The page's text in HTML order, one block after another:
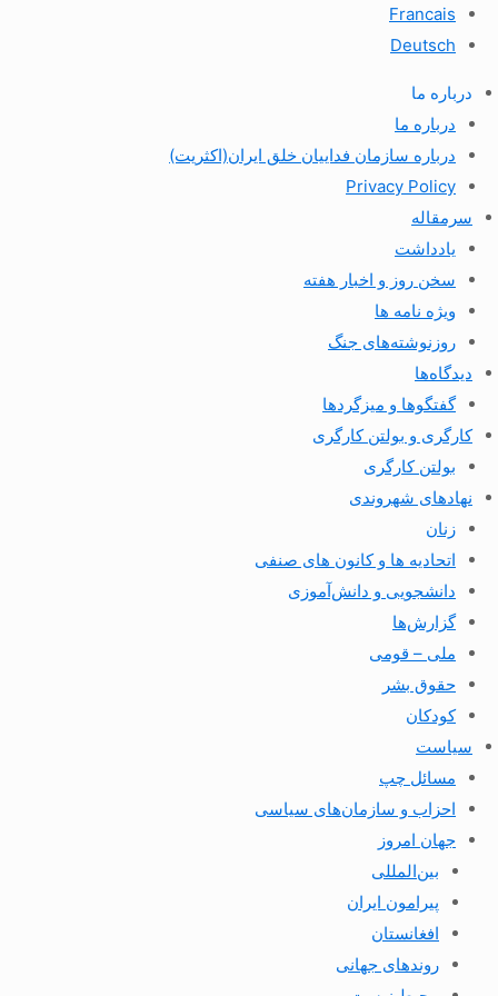
Francais
Deutsch
درباره ما
درباره ما
درباره سازمان فداییان خلق ایران(اکثریت)
Privacy Policy
سرمقاله
یادداشت
سخن روز و اخبار هفته
ویژه نامه ها
روزنوشته‌های جنگ
دیدگاه‌ها
گفتگوها و میزگردها
کارگری و بولتن کارگری
بولتن کارگری
نهادهای شهروندی
زنان
اتحادیه ها و کانون های صنفی
دانشجویی و دانش‌آموزی
گزارش‌ها
ملی – قومی
حقوق بشر
کودکان
سیاست
مسائل چپ
احزاب و سازمان‌های سیاسی
جهان امروز
بین‌المللی
پیرامون ایران
افغانستان
روندهای جهانی